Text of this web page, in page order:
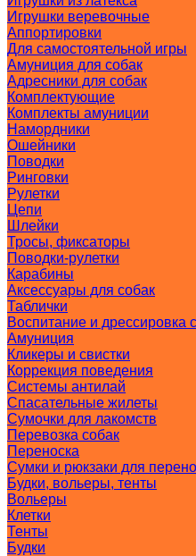
Игрушки веревочные
Аппортировки
Для самостоятельной игры
Амуниция для собак
Адресники для собак
Комплектующие
Комплекты амуниции
Намордники
Ошейники
Поводки
Ринговки
Рулетки
Цепи
Шлейки
Тросы, фиксаторы
Поводки-рулетки
Карабины
Аксессуары для собак
Таблички
Воспитание и дрессировка
Амуниция
Кликеры и свистки
Коррекция поведения
Системы антилай
Спасательные жилеты
Сумочки для лакомств
Перевозка собак
Переноска
Сумки и рюкзаки для
Будки, вольеры, тенты
Вольеры
Клетки
Тенты
Будки